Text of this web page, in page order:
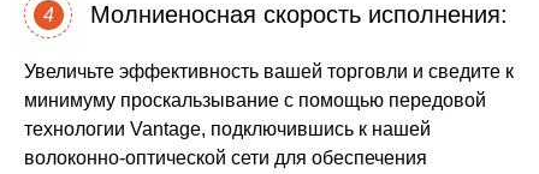
4 Молниеносная скорость исполнения:
Увеличьте эффективность вашей торговли и сведите к
минимуму проскальзывание с помощью передовой
технологии Vantage, подключившись к нашей
волоконно-оптической сети для обеспечения